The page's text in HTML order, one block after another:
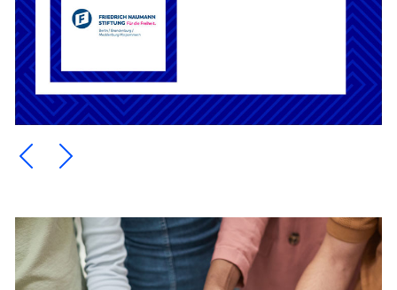
Ein Element zurück blättern
Ein Element weiter blättern